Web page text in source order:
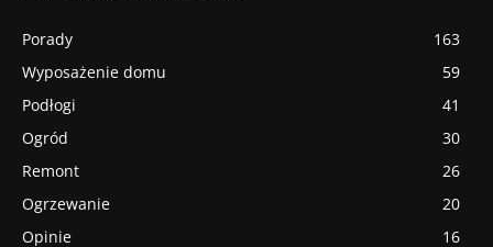
Porady
163
Wyposażenie domu
59
Podłogi
41
Ogród
30
Remont
26
Ogrzewanie
20
Opinie
16